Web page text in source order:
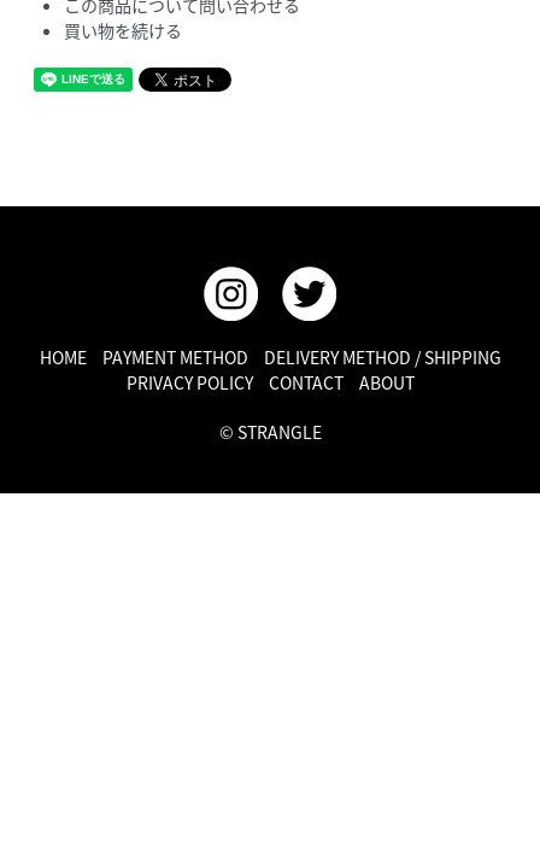
この商品について問い合わせる
買い物を続ける
HOME PAYMENT METHOD
DELIVERY METHOD / SHIPPING
PRIVACY POLICY
CONTACT ABOUT
© STRANGLE